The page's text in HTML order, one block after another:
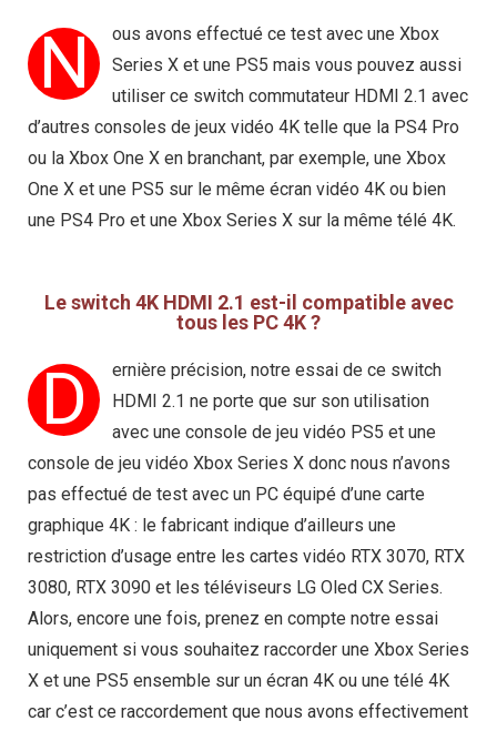
N
ous avons effectué ce test avec une Xbox
Series X et une PS5 mais vous pouvez aussi
utiliser ce switch commutateur HDMI 2.1 avec
d’autres consoles de jeux vidéo 4K telle que la PS4 Pro
ou la Xbox One X en branchant, par exemple, une Xbox
One X et une PS5 sur le même écran vidéo 4K ou bien
une PS4 Pro et une Xbox Series X sur la même télé 4K.
Le switch 4K HDMI 2.1 est-il compatible avec
tous les PC 4K ?
D
ernière précision, notre essai de ce switch
HDMI 2.1 ne porte que sur son utilisation
avec une console de jeu vidéo PS5 et une
console de jeu vidéo Xbox Series X donc nous n’avons
pas effectué de test avec un PC équipé d’une carte
graphique 4K : le fabricant indique d’ailleurs une
restriction d’usage entre les cartes vidéo RTX 3070, RTX
3080, RTX 3090 et les téléviseurs LG Oled CX Series.
Alors, encore une fois, prenez en compte notre essai
uniquement si vous souhaitez raccorder une Xbox Series
X et une PS5 ensemble sur un écran 4K ou une télé 4K
car c’est ce raccordement que nous avons effectivement